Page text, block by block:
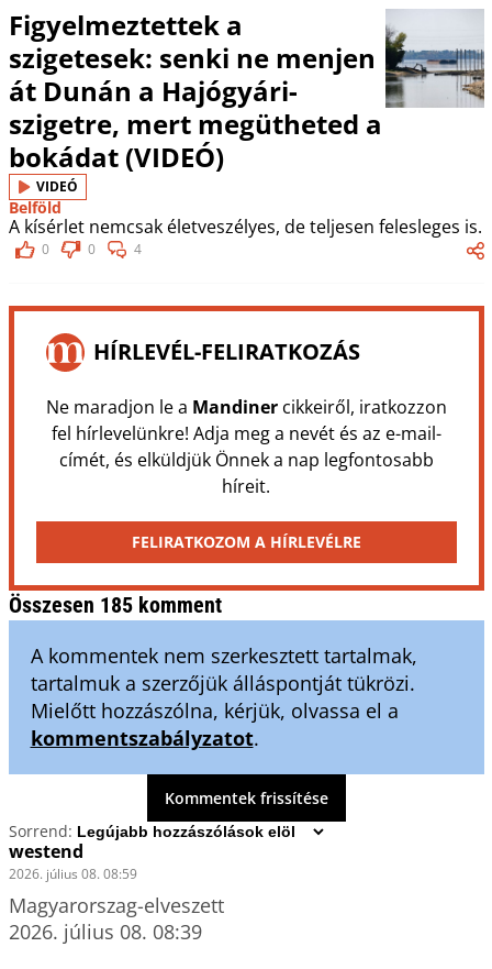
Figyelmeztettek a
szigetesek: senki ne menjen
át Dunán a Hajógyári-
szigetre, mert megütheted a
bokádat (VIDEÓ)
VIDEÓ
Belföld
A kísérlet nemcsak életveszélyes, de teljesen felesleges is.
0 0 4
HÍRLEVÉL-FELIRATKOZÁS
Ne maradjon le a Mandinercikkeiről, iratkozzon
fel hírlevelünkre! Adja meg a nevét és az e-mail-
címét, és elküldjük Önnek a nap legfontosabb
híreit.
FELIRATKOZOM A HÍRLEVÉLRE
Összesen 185 komment
A kommentek nem szerkesztett tartalmak,
tartalmuk a szerzőjük álláspontját tükrözi.
Mielőtt hozzászólna, kérjük, olvassa el a
kommentszabályzatot.
Kommentek frissítése
Sorrend:
westend
2026. július 08. 08:59
Magyarorszag-elveszett
2026. július 08. 08:39